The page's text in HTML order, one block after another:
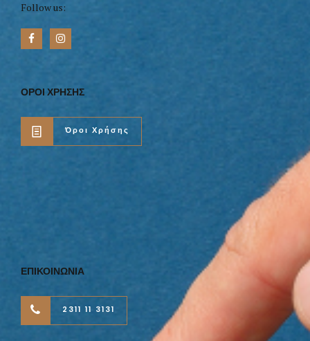
Follow us:
ΟΡΟΙ ΧΡΗΣΗΣ
Όροι Χρήσης
ΕΠΙΚΟΙΝΩΝΙΑ
2311 11 3131